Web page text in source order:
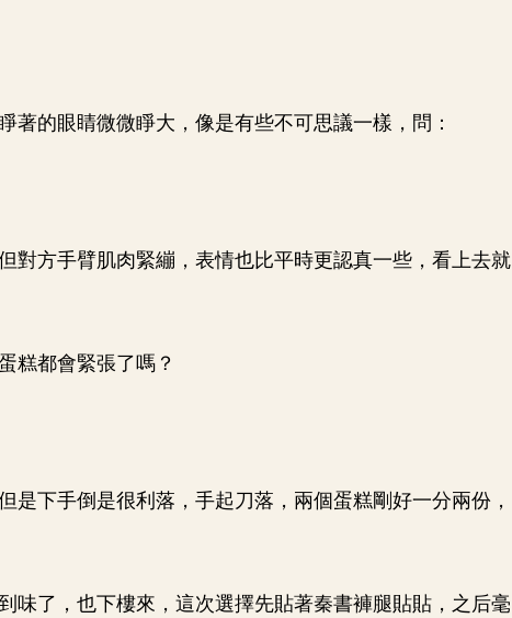
著的眼睛微微睜大，像是有些不可思議一樣，問：
對方手臂肌肉緊繃，表情也比平時更認真一些，看上去就
糕都會緊張了嗎？
是下手倒是很利落，手起刀落，兩個蛋糕剛好一分兩份，
味了，也下樓來，這次選擇先貼著秦書褲腿貼貼，之后毫